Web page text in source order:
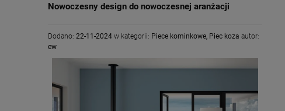
Nowoczesny design do nowoczesnej aranżacji
Dodano: 22-11-2024 w kategorii: Piece kominkowe, Piec koza autor:
ew